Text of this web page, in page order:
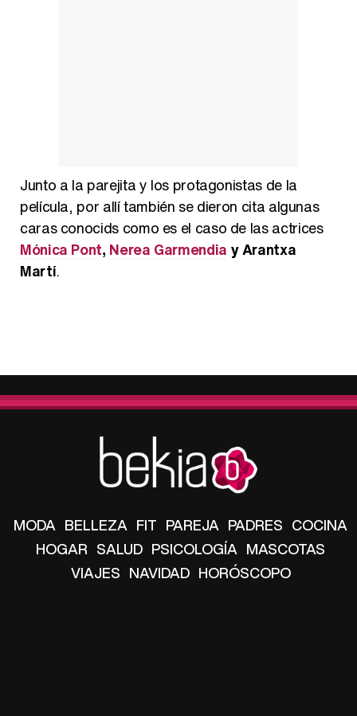
Junto a la parejita y los protagonistas de la
película, por allí también se dieron cita algunas
caras conocids como es el caso de las actrices
Mónica Pont, Nerea Garmendia y Arantxa
Martí.
MODA BELLEZA FIT PAREJA PADRES COCINA
HOGAR SALUD PSICOLOGÍA MASCOTAS
VIAJES NAVIDAD HORÓSCOPO